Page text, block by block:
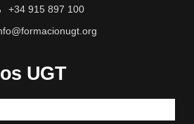
+34 915 897 100
UGT